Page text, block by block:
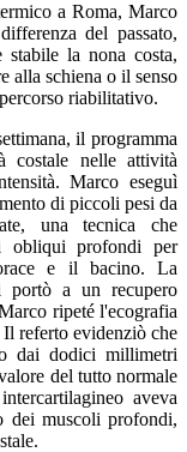
a Roma, Marco
del passato,
stabile la nona costa,
alla schiena o il senso
riabilitativo.
il programma
costale nelle attività
Marco eseguì
di piccoli pesi da
una tecnica che
obliqui profondi per
e il bacino. La
portò a un recupero
ripeté l'ecografia
referto evidenziò che
dai dodici millimetri
del tutto normale
aveva
dei muscoli profondi,